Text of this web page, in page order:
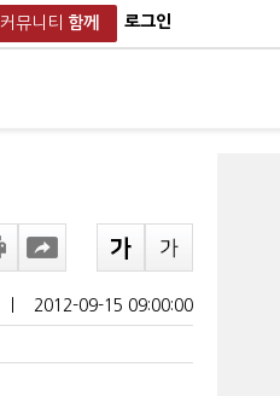
커뮤니티 함께 로그인
2012-09-15 09:00:00